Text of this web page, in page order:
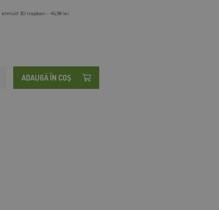
elmúlt 30 napban - 45,98 lei
ADAUGĂ ÎN COŞ